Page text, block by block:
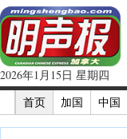
2026年1月15日 星期四
首页
加国 中国